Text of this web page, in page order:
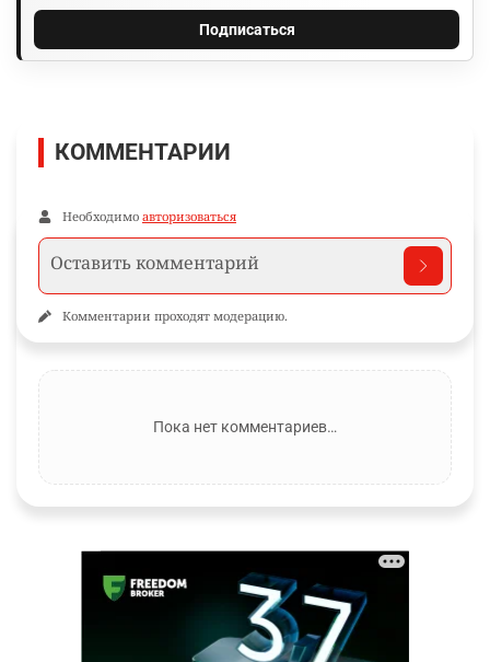
Подписаться
КОММЕНТАРИИ
Необходимо авторизоваться
Комментарии проходят модерацию.
Пока нет комментариев…